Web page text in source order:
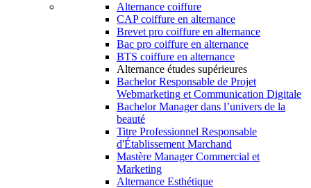
Alternance coiffure
CAP coiffure en alternance
Brevet pro coiffure en alternance
Bac pro coiffure en alternance
BTS coiffure en alternance
Alternance études supérieures
Bachelor Responsable de Projet
Webmarketing et Communication Digitale
Bachelor Manager dans l’univers de la
beauté
Titre Professionnel Responsable
d'Établissement Marchand
Mastère Manager Commercial et
Marketing
Alternance Esthétique